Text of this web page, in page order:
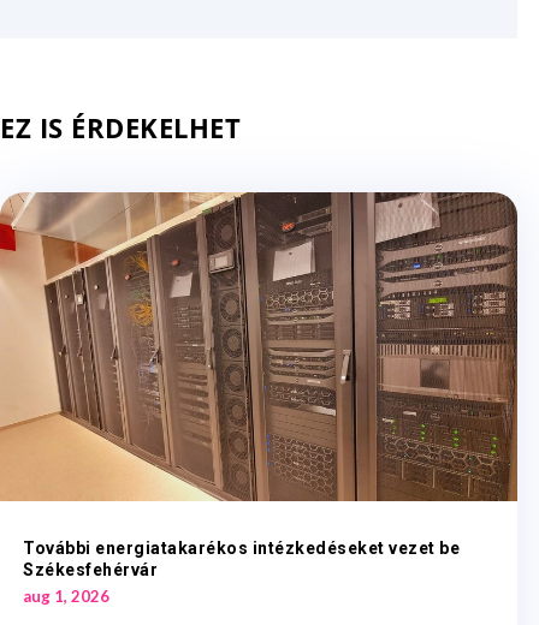
EZ IS ÉRDEKELHET
További energiatakarékos intézkedéseket vezet be
Székesfehérvár
aug 1, 2026